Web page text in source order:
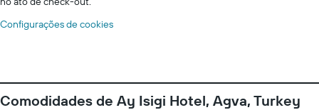
Configurações de cookies
Comodidades de Ay Isigi Hotel, Agva, Turkey